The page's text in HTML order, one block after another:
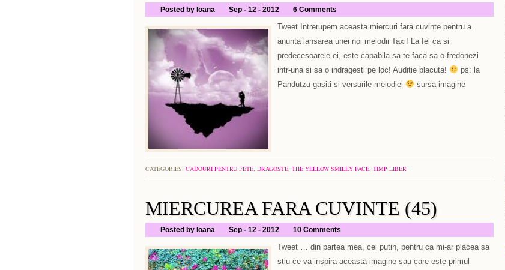
Posted by Ioana Sep - 12 - 2012 6 Comments
Tweet Intrerupem aceasta miercuri fara cuvinte pentru a
anunta lansarea unei noi melodii Taxi! La fel ca si
predecesoarele ei, este capabila sa te faca sa o fredonezi
intr-una si sa o indragesti pe loc! Auditie placuta!
ps: la
Pandutzu gasiti si versurile melodiei
sursa imagine
CATEGORIES: CADOURI PENTRU FETE, DRAGOSTE, THE YELLOW SMILEY FACE, TIMP LIBER
MIERCUREA FARA CUVINTE (45)
Posted by Ioana Sep - 12 - 2012 10 Comments
Tweet … din partea mea, cel putin, pentru ca mi-ar placea sa
stiu ce va inspira aceasta imagine sau care este primul